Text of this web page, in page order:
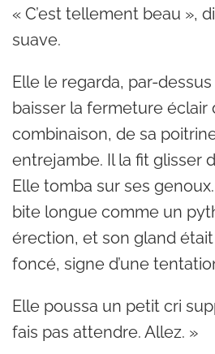
« C’est tellement beau »,
suave.
Elle le regarda, par-
baisser la fermeture éclair
combinaison, de sa
entrejambe. Il la fit glisser
Elle tomba sur ses
bite longue comme un
érection, et son gland était
foncé, signe d’une
Elle poussa un petit cri
fais pas attendre. Allez. »